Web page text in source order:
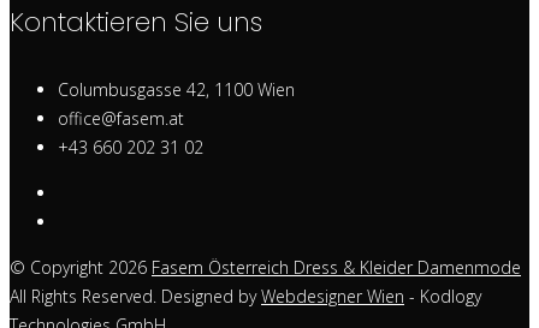
Kontaktieren Sie uns
Columbusgasse 42, 1100 Wien
office@fasem.at
+43 660 202 31 02
© Copyright 2026 Fasem Österreich Dress & Kleider Damenmode
All Rights Reserved. Designed byWebdesigner Wien - Kodlogy